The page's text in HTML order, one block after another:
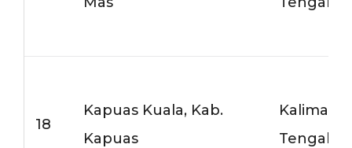
18
Kapuas Kuala, Kab.
Kapuas
Tengah